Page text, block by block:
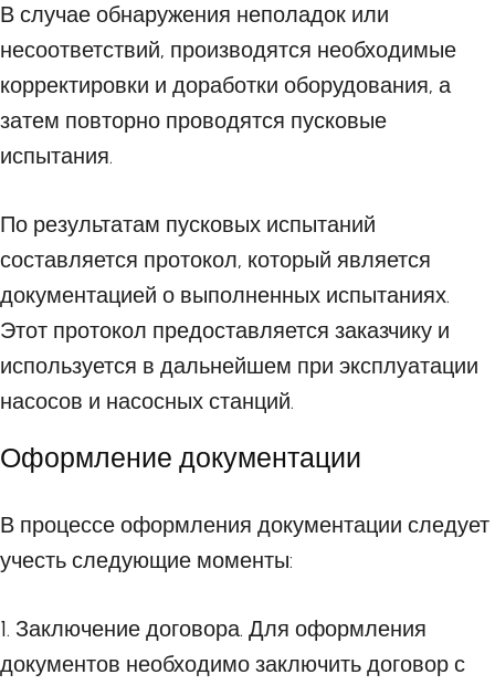
В случае обнаружения неполадок или
несоответствий, производятся необходимые
корректировки и доработки оборудования, а
затем повторно проводятся пусковые
испытания.
По результатам пусковых испытаний
составляется протокол, который является
документацией о выполненных испытаниях.
Этот протокол предоставляется заказчику и
используется в дальнейшем при эксплуатации
насосов и насосных станций.
Оформление документации
В процессе оформления документации следует
учесть следующие моменты:
1. Заключение договора. Для оформления
документов необходимо заключить договор с